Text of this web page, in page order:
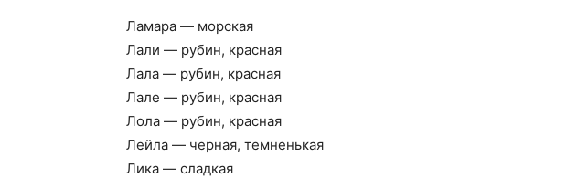
Ламара — морская
Лали — рубин, красная
Лала — рубин, красная
Лале — рубин, красная
Лола — рубин, красная
Лейла — черная, темненькая
Лика — сладкая